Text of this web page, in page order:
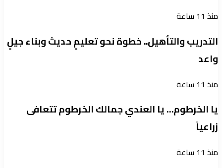
منذ 11 ساعة
التدريب والتأهيل.. خطوة نحو تعليمٍ حديث وبناء جيلٍ
واعد
منذ 11 ساعة
يا الخرطوم… يا العندي جمالك الخرطوم تتعافى
زراعياً
منذ 11 ساعة